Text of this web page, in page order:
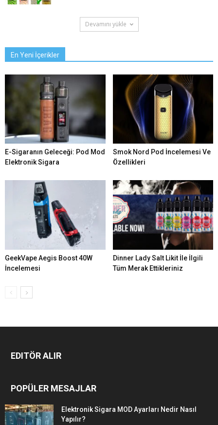
Devamını yükle
En Yeni İçerikler
E-Sigaranın Geleceği: Pod Mod
Elektronik Sigara
Smok Nord Pod İncelemesi Ve
Özellikleri
GeekVape Aegis Boost 40W
İncelemesi
Dinner Lady Salt Likit İle İlgili
Tüm Merak Ettikleriniz
EDITÖR ALIR
POPÜLER MESAJLAR
Elektronik Sigara MOD Ayarları Nedir Nasıl
Yapılır?